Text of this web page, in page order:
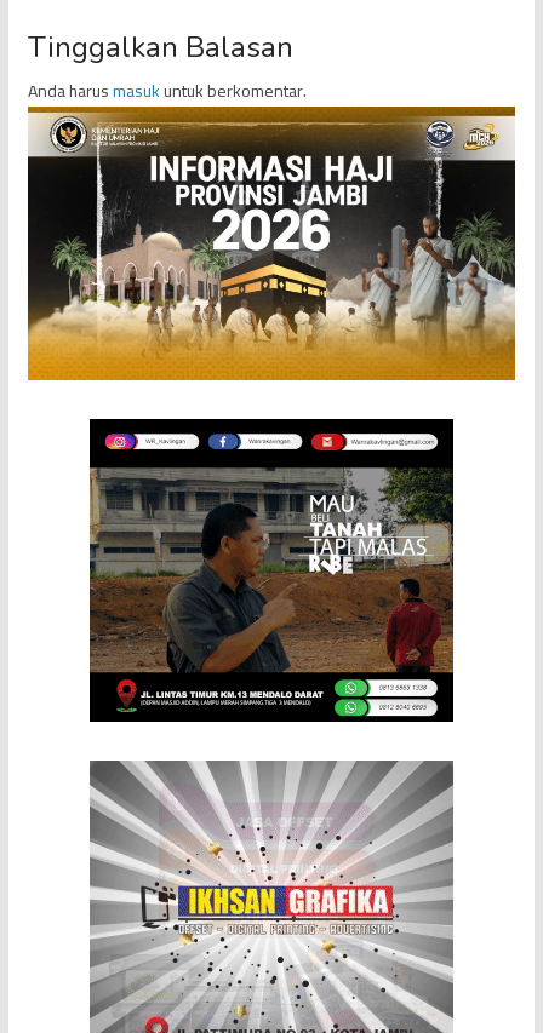
Tinggalkan Balasan
Anda harusmasukuntuk berkomentar.